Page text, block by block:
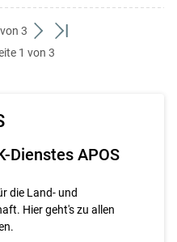
3
weiter
zum
zum
1 von 3
Dienstes APOS
die Land- und
Hier geht's zu allen